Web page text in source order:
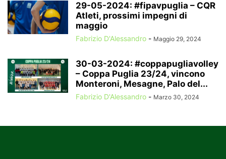
29-05-2024: #fipavpuglia – CQR
Atleti, prossimi impegni di
maggio
Fabrizio D'Alessandro - Maggio 29, 2024
30-03-2024: #coppapugliavolley
– Coppa Puglia 23/24, vincono
Monteroni, Mesagne, Palo del...
Fabrizio D'Alessandro - Marzo 30, 2024